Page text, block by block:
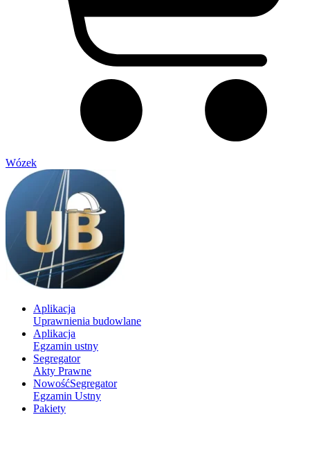
Wózek
Aplikacja
Uprawnienia budowlane
Aplikacja
Egzamin ustny
Segregator
Akty Prawne
NowośćSegregator
Egzamin Ustny
Pakiety